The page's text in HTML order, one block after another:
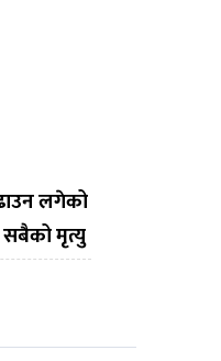
लगेको
सबैको मृत्यु